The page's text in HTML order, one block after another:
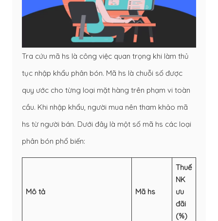
Tra cứu mã hs là công việc quan trọng khi làm thủ
tục nhập khẩu phân bón. Mã hs là chuỗi số được
quy ước cho từng loại mặt hàng trên phạm vi toàn
cầu. Khi nhập khẩu, người mua nên tham khảo mã
hs từ người bán. Dưới đây là một số mã hs các loại
phân bón phổ biến:
Mô tả Mã hs
Thuế
NK
ưu
đãi
(%)